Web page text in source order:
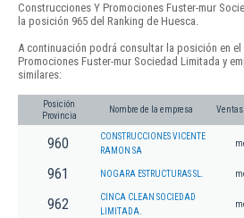
Construcciones Y Promociones Fuster-mur
la posición 965 del Ranking de Huesca.
A continuación podrá consultar la posición en
Promociones Fuster-mur Sociedad Limitada y
similares:
Posición
Provincia
Nombre de la empresa
960
CONSTRUCCIONES VICENTE
RAMON SA
961 NOGARA ESTRUCTURAS SL.
962
CINCA CLEAN SOCIEDAD
LIMITADA.